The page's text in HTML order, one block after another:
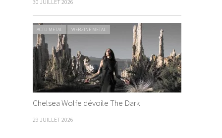
30 JUILLET 2026
ACTU METAL WEBZINE METAL
Chelsea Wolfe dévoile The Dark
29 JUILLET 2026